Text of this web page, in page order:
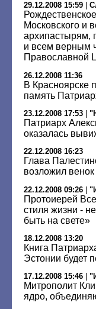
29.12.2008 15:59
Московского и
архипастырям,
и всем верным
Православной
26.12.2008 11:36
В Красноярске
память
23.12.2008 17:53
Патриарх
оказалась
22.12.2008 16:23
Глава
возложил
22.12.2008 09:26 |
Протоиерей
стиля жизни -
быть на свете»
18.12.2008 13:20
Книга
Эстонии будет
17.12.2008 15:46
Митрополит
ядро,